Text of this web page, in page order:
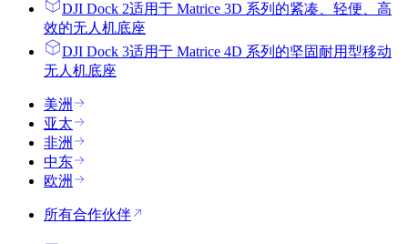
DJI Dock 2适用于 Matrice 3D 系列的紧凑、轻便、高
效的无人机底座
DJI Dock 3适用于 Matrice 4D 系列的坚固耐用型移动
无人机底座
美洲
亚太
非洲
中东
欧洲
所有合作伙伴